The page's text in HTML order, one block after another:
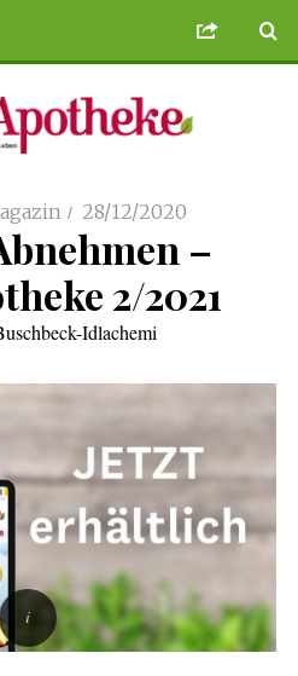
Siteler geminibikes.com
28/12/2020
–
2/2021
Idlachemi